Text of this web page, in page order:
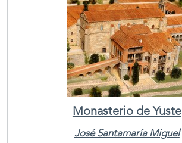
Monasterio de Yuste
José Santamaría Miguel